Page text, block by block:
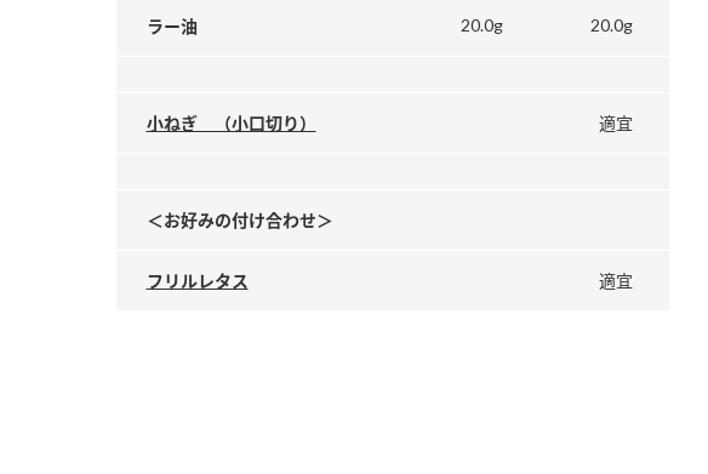
ラー油 20.0g 20.0g
小ねぎ （小口切り） 適宜
＜お好みの付け合わせ＞
フリルレタス 適宜